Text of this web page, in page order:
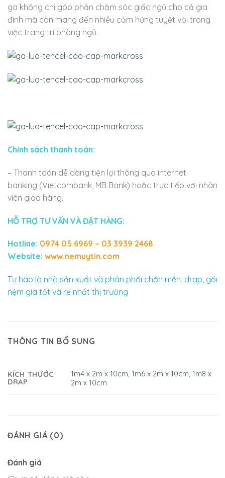
ga không chỉ góp phần chăm sóc giấc ngủ cho cả gia
đình mà còn mang đến nhiều cảm hứng tuyệt vời trong
việc trang trí phòng ngủ.
Chính sách thanh toán:
– Thanh toán dễ dàng tiện lợi thông qua internet
banking (Vietcombank, MB Bank) hoặc trực tiếp với nhân
viên giao hàng.
HỖ TRỢ TƯ VẤN VÀ ĐẶT HÀNG:
Hotline: 0974 05 6969 – 03 3939 2468
Website: www.nemuytin.com
Tự hào là nhà sản xuất và phân phối chăn mền, drap, gối
nệm giá tốt và rẻ nhất thị trường
THÔNG TIN BỔ SUNG
KÍCH THƯỚC
DRAP
1m4 x 2m x 10cm,1m6 x 2m x 10cm,1m8 x
2m x 10cm
ĐÁNH GIÁ (0)
Đánh giá